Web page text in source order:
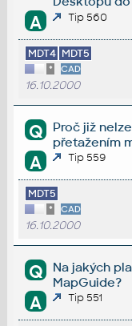
A Tip 560
MDT4 MDT5
* CAD
16.10.2000
Q
Proč již
přetažením
A Tip 559
MDT5
* CAD
16.10.2000
Q
Na jakých
MapGuide?
A Tip 551